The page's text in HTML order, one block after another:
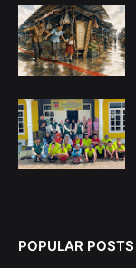
POPULAR POSTS